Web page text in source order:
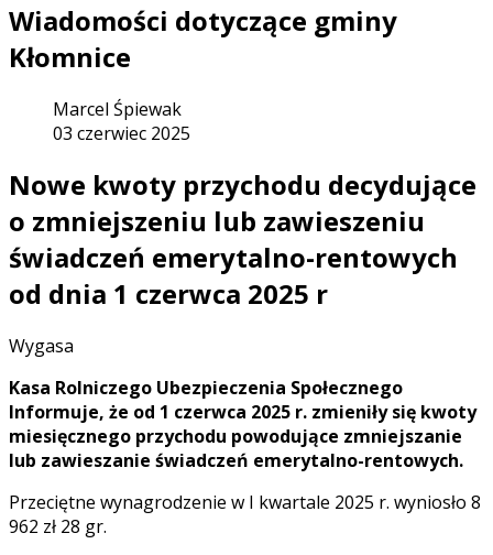
Wiadomości dotyczące gminy
Kłomnice
Marcel Śpiewak
03 czerwiec 2025
Nowe kwoty przychodu decydujące
o zmniejszeniu lub zawieszeniu
świadczeń emerytalno-rentowych
od dnia 1 czerwca 2025 r
Wygasa
Kasa Rolniczego Ubezpieczenia Społecznego
Informuje, że od 1 czerwca 2025 r. zmieniły się kwoty
miesięcznego przychodu powodujące zmniejszanie
lub zawieszanie świadczeń emerytalno-rentowych.
Przeciętne wynagrodzenie w I kwartale 2025 r. wyniosło 8
962 zł 28 gr.